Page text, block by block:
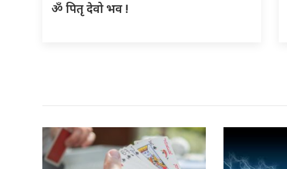
ॐ पितृ देवो भव !